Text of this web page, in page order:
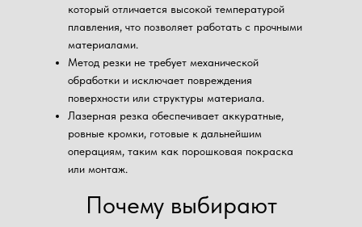
который отличается высокой температурой
плавления, что позволяет работать с прочными
материалами.
Метод резки не требует механической
обработки и исключает повреждения
поверхности или структуры материала.
Лазерная резка обеспечивает аккуратные,
ровные кромки, готовые к дальнейшим
операциям, таким как порошковая покраска
или монтаж.
Почему выбирают